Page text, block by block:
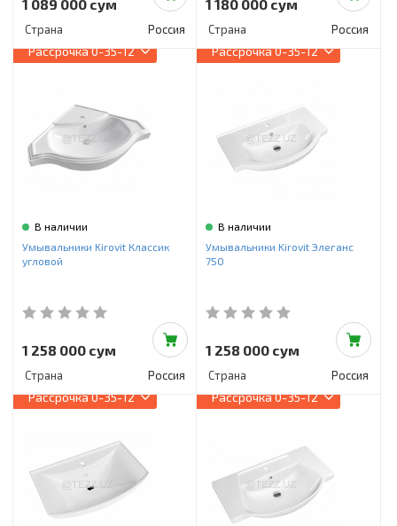
1 089 000 сум
Страна Россия
1 180 000 сум
Страна Россия
Рассрочка0-35-12
В наличии
Умывальники Kirovit Классик
угловой
1 258 000 сум
Страна Россия
Рассрочка0-35-12
В наличии
Умывальники Kirovit Элеганс
750
1 258 000 сум
Страна Россия
Рассрочка0-35-12 Рассрочка0-35-12